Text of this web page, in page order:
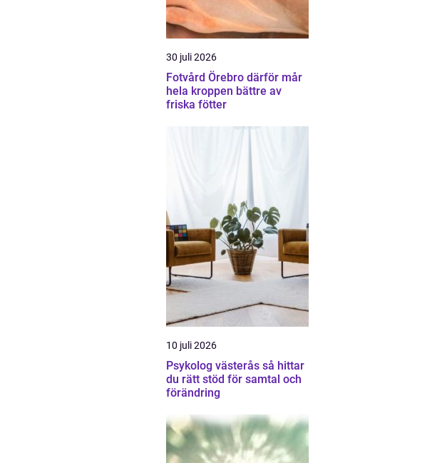
30 juli 2026
Fotvård Örebro därför mår
hela kroppen bättre av
friska fötter
10 juli 2026
Psykolog västerås så hittar
du rätt stöd för samtal och
förändring